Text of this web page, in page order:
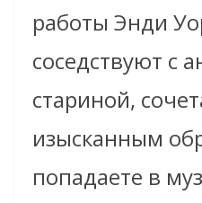
работы Энди
соседствуют с
стариной,
изысканным
попадаете в